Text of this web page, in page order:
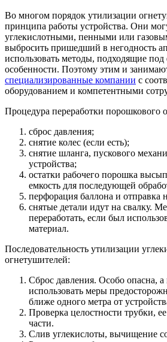
Во многом порядок утилизации
принципа работы устройства. Они
углекислотными, пенными или
выбросить пришедший в негодность
использовать методы, подходящие под
особенности. Поэтому этим и
специализированные компании с
оборудованием и компетентными
Процедура переработки порошкового
сброс давления;
снятие колес (если есть);
снятие шланга, пускового
устройства;
остатки рабочего порошка
емкость для последующей
перфорация баллона и отправка
снятые детали идут на свалку.
переработать, если был
материал.
Последовательность утилизации
огнетушителей:
Сброс давления. Особо опасна,
использовать меры
ближе одного метра от
Проверка целостности трубки,
части.
Слив углекислоты, вычищение